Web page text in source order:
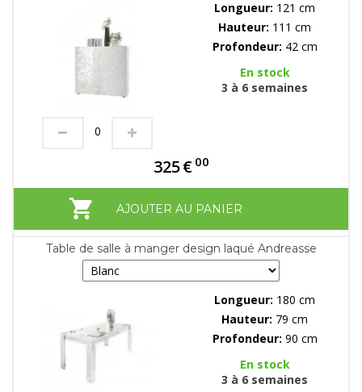
Longueur: 121 cm
Hauteur: 111 cm
Profondeur: 42 cm
En stock
3 à 6 semaines
325€ 00
AJOUTER AU PANIER
Table de salle à manger design laqué Andreasse
Longueur: 180 cm
Hauteur: 79 cm
Profondeur: 90 cm
En stock
3 à 6 semaines